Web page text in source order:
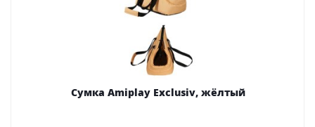
Сумка Amiplay Exclusiv, жёлтый